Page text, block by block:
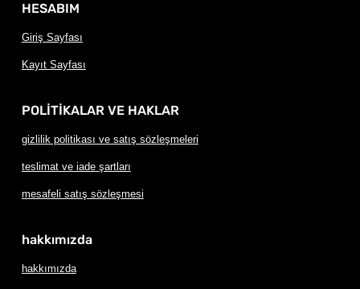
HESABIM
Giriş Sayfası
Kayıt Sayfası
POLİTİKALAR VE HAKLAR
gizlilik politikası ve satış sözleşmeleri
teslimat ve iade şartları
mesafeli satış sözleşmesi
hakkımızda
hakkımızda